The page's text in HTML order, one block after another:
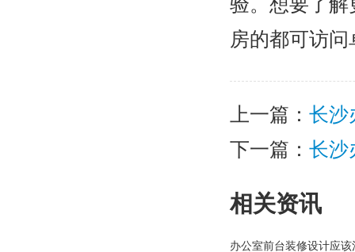
验。想要了
房的都可访
上一篇： 长沙
下一篇： 长沙
相关资讯
办公室前台装修设计应该